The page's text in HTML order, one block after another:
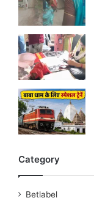
Category
Betlabel